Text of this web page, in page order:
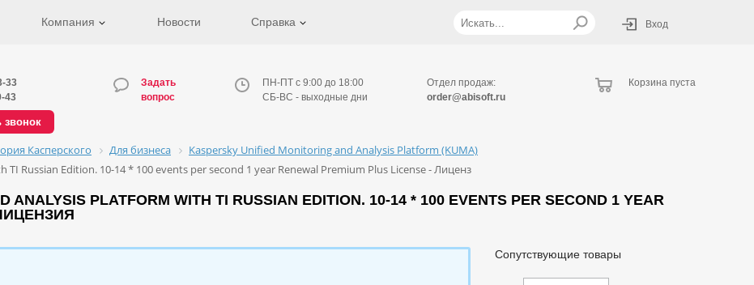
Компания Новости Справка Вход
33
43
звонок
Задать
вопрос
ПН-ПТ с 9:00 до 18:00
СБ-ВС - выходные дни
Отдел продаж:
order@abisoft.ru
Корзина пуста
Касперского Для бизнеса
Kaspersky Unified Monitoring and Analysis Platform (KUMA)
Russian Edition. 10-14 * 100 events per second 1 year Renewal Premium Plus License - Лиценз
ANALYSIS PLATFORM WITH TI RUSSIAN EDITION. 10-14 * 100 EVENTS PER SECOND 1 YEAR
ЛИЦЕНЗИЯ
Сопутствующие товары